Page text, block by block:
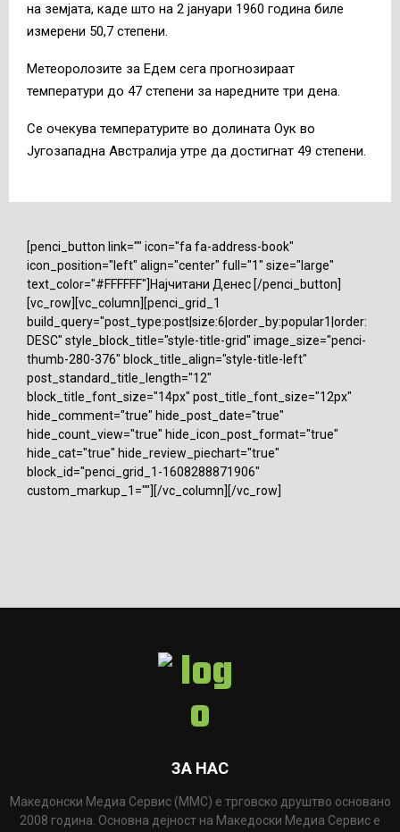
на земјата, каде што на 2 јануари 1960 година биле
измерени 50,7 степени.
Метеоролозите за Едем сега прогнозираат
температури до 47 степени за наредните три дена.
Се очекува температурите во долината Оук во
Југозападна Австралија утре да достигнат 49 степени.
[penci_button link="" icon="fa fa-address-book"
icon_position="left" align="center" full="1" size="large"
text_color="#FFFFFF"]Најчитани Денес [/penci_button]
[vc_row][vc_column][penci_grid_1
build_query="post_type:post|size:6|order_by:popular1|order:
DESC" style_block_title="style-title-grid" image_size="penci-
thumb-280-376" block_title_align="style-title-left"
post_standard_title_length="12"
block_title_font_size="14px" post_title_font_size="12px"
hide_comment="true" hide_post_date="true"
hide_count_view="true" hide_icon_post_format="true"
hide_cat="true" hide_review_piechart="true"
block_id="penci_grid_1-1608288871906"
custom_markup_1=""][/vc_column][/vc_row]
ЗА НАС
Македонски Медиа Сервис (ММС) е трговско друштво основано
2008 година. Основна дејност на Македоски Медиа Сервис е